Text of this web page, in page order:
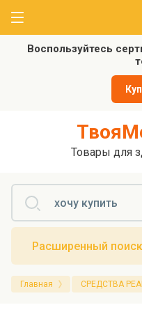
О компании
Воспользуйтесь
Товары для
Расширенный поиск
Главная СРЕДСТВА